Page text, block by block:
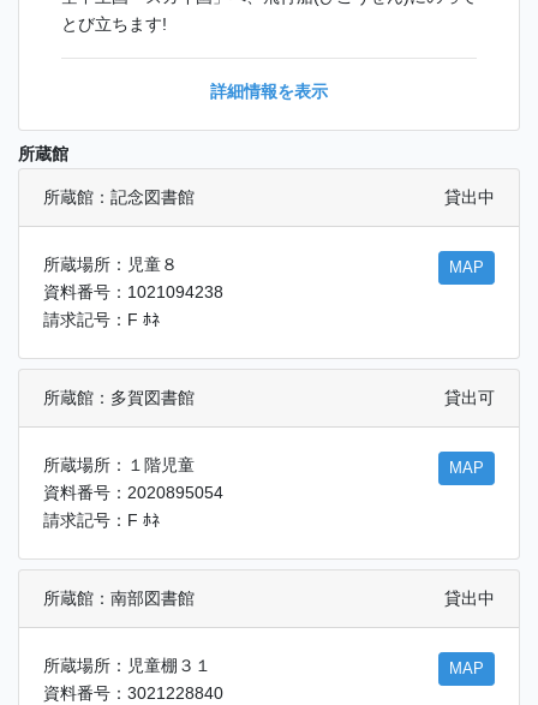
とび立ちます!
詳細情報を表示
所蔵館
所蔵館：記念図書館 貸出中
所蔵場所：児童８
資料番号：1021094238
請求記号：F ﾎﾈ
MAP
所蔵館：多賀図書館 貸出可
所蔵場所：１階児童
資料番号：2020895054
請求記号：F ﾎﾈ
MAP
所蔵館：南部図書館 貸出中
所蔵場所：児童棚３１
資料番号：3021228840
MAP